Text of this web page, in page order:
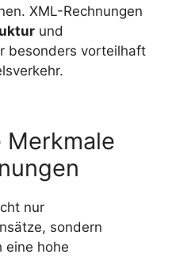
XML-Rechnungen
und
besonders vorteilhaft
nur
sondern
eine hohe